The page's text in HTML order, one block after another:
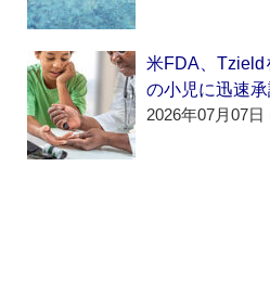
米FDA、Tzield
の小児に迅速
2026年07月07日